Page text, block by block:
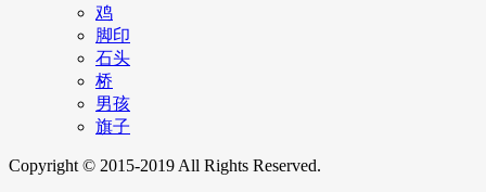
鸡
脚印
石头
桥
男孩
旗子
Copyright © 2015-2019 All Rights Reserved.